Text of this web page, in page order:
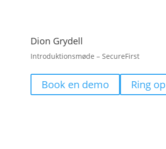
Dion Grydell
Introduktionsmøde – SecureFirst
Book en demo Ring op